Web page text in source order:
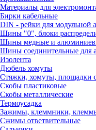
Материалы для
Бирки кабельные
DIN - рейки для модульной
Шины "0", блоки
Шины медные и
Шины соединительные для
Изолента
Дюбель хомуты
Стяжки, хомуты, площадки
Скобы пластиковые
Скобы металлические
Термоусадка
Зажимы, клеммники,
Сжимы ответвительные